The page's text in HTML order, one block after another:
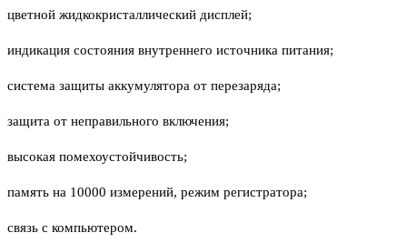
цветной жидкокристаллический дисплей;
индикация состояния внутреннего источника питания;
система защиты аккумулятора от перезаряда;
защита от неправильного включения;
высокая помехоустойчивость;
память на 10000 измерений, режим регистратора;
связь с компьютером.